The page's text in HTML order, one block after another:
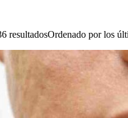
resultadosOrdenado por los